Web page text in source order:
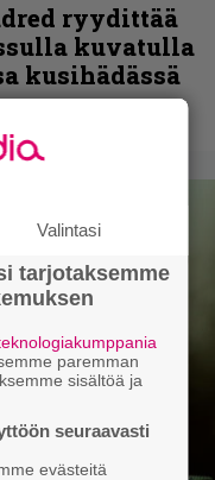
ryydittää
kuvatulla
kusihädässä
Valintasi
tarjotaksemme
paremman
sisältöä ja
seuraavasti
evästeitä